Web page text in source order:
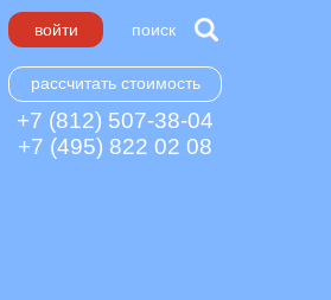
войти поиск
рассчитать стоимость
+7 (812) 507-38-04
+7 (495) 822 02 08